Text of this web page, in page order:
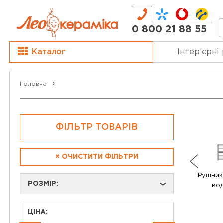
0 800 21 88 55
Каталог
Головна
ФІЛЬТР ТОВАРІВ
× ОЧИСТИТИ ФІЛЬТРИ
РОЗМІР: ›
ЦІНА: